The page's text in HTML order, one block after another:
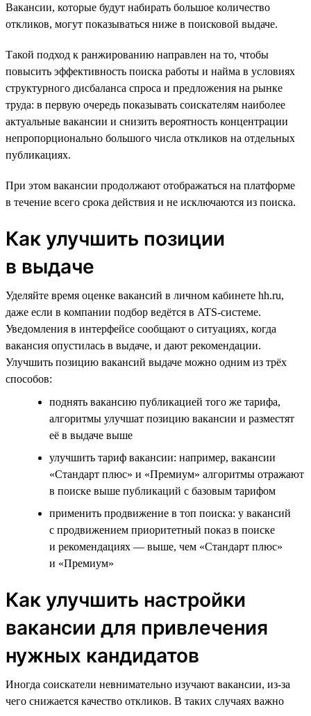
Вакансии, которые будут набирать большое количество
откликов, могут показываться ниже в поисковой выдаче.
Такой подход к ранжированию направлен на то, чтобы
повысить эффективность поиска работы и найма в условиях
структурного дисбаланса спроса и предложения на рынке
труда: в первую очередь показывать соискателям наиболее
актуальные вакансии и снизить вероятность концентрации
непропорционально большого числа откликов на отдельных
публикациях.
При этом вакансии продолжают отображаться на платформе
в течение всего срока действия и не исключаются из поиска.
Как улучшить позиции
в выдаче
Уделяйте время оценке вакансий в личном кабинете hh.ru,
даже если в компании подбор ведётся в ATS-системе.
Уведомления в интерфейсе сообщают о ситуациях, когда
вакансия опустилась в выдаче, и дают рекомендации.
Улучшить позицию вакансий выдаче можно одним из трёх
способов:
поднять вакансию публикацией того же тарифа,
алгоритмы улучшат позицию вакансии и разместят
её в выдаче выше
улучшить тариф вакансии: например, вакансии
«Стандарт плюс» и «Премиум» алгоритмы отражают
в поиске выше публикаций с базовым тарифом
применить продвижение в топ поиска: у вакансий
с продвижением приоритетный показ в поиске
и рекомендациях — выше, чем «Стандарт плюс»
и «Премиум»
Как улучшить настройки
вакансии для привлечения
нужных кандидатов
Иногда соискатели невнимательно изучают вакансии, из-за
чего снижается качество откликов. В таких случаях важно